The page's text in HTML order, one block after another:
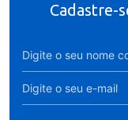
Cadastre-